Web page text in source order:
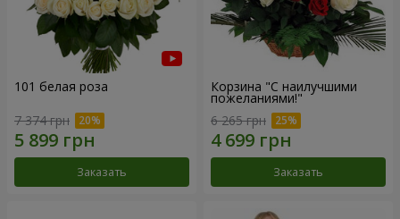
101 белая роза
7 374 грн
Заказать
Корзина "С наилучшими
пожеланиями!"
6 265 грн
Заказать